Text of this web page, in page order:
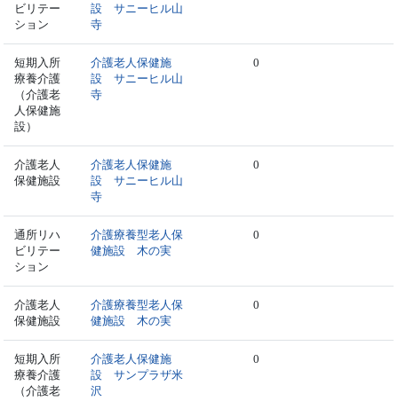
ビリテー
ション
設 サニーヒル山
寺
短期入所
療養介護
（介護老
人保健施
設）
介護老人保健施
設 サニーヒル山
寺
0
介護老人
保健施設
介護老人保健施
設 サニーヒル山
寺
0
通所リハ
ビリテー
ション
介護療養型老人保
健施設 木の実
0
介護老人
保健施設
介護療養型老人保
健施設 木の実
0
短期入所
療養介護
（介護老
介護老人保健施
設 サンプラザ米
沢
0